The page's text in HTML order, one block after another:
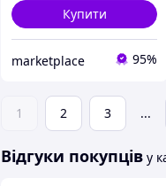
Купити
marketplace 95%
1 2 3 ...
Відгуки покупців у